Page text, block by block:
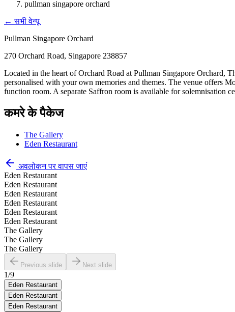
pullman singapore orchard
←सभी वेन्यू
Pullman Singapore Orchard
270 Orchard Road, Singapore 238857
Located in the heart of Orchard Road at Pullman Singapore Orchard,
personalised with your own memories and themes. The venue offers
function room. A separate Saffron room is available for solemnisation
कमरे के पैकेज
The Gallery
Eden Restaurant
अवलोकन पर वापस जाएं
Eden Restaurant
Eden Restaurant
Eden Restaurant
Eden Restaurant
Eden Restaurant
Eden Restaurant
The Gallery
The Gallery
The Gallery
Previous slide Next slide
1/9
Eden Restaurant
Eden Restaurant
Eden Restaurant